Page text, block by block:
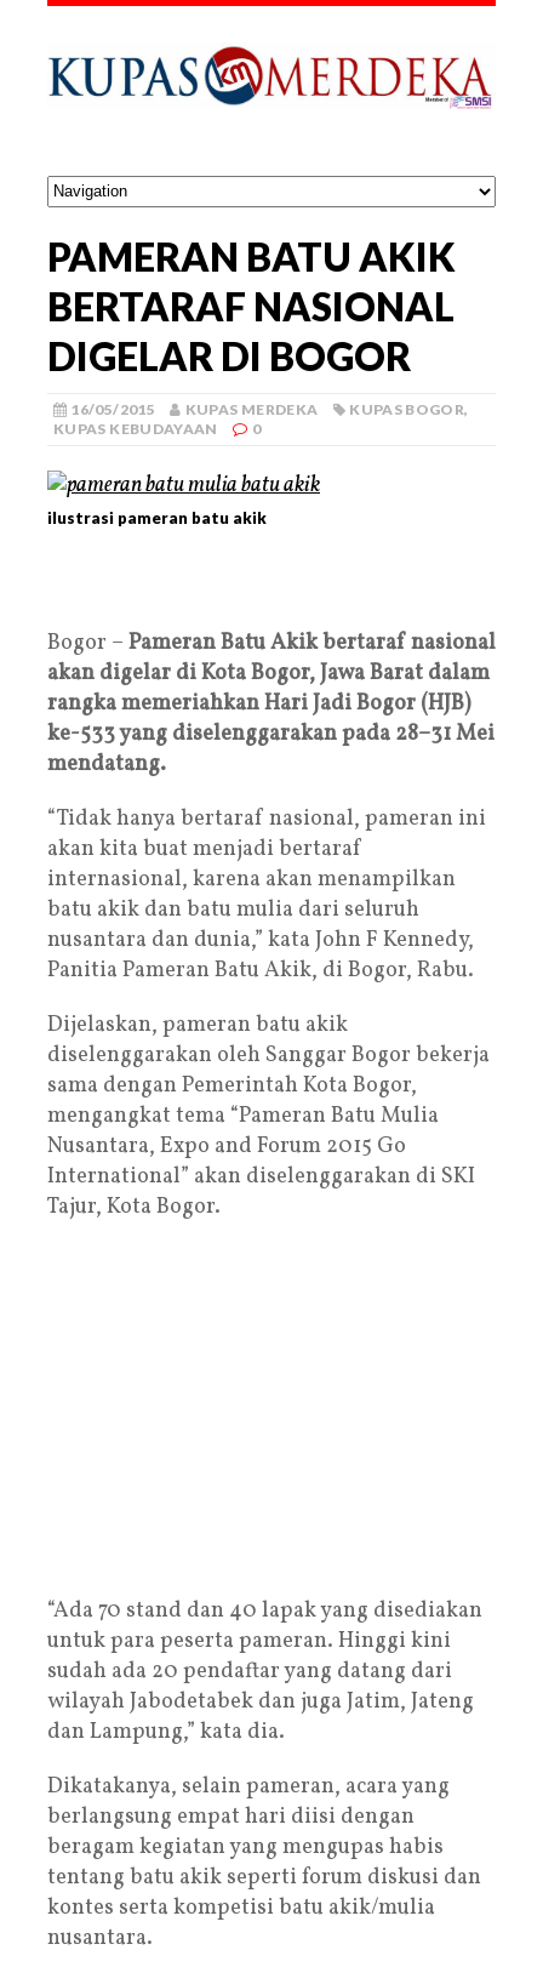
PAMERAN BATU AKIK
BERTARAF NASIONAL
DIGELAR DI BOGOR
16/05/2015 KUPAS MERDEKA KUPAS BOGOR,
KUPAS KEBUDAYAAN
0
ilustrasi pameran batu akik
Bogor – Pameran Batu Akik bertaraf nasional
akan digelar di Kota Bogor, Jawa Barat dalam
rangka memeriahkan Hari Jadi Bogor (HJB)
ke-533 yang diselenggarakan pada 28–31 Mei
mendatang.
“Tidak hanya bertaraf nasional, pameran ini
akan kita buat menjadi bertaraf
internasional, karena akan menampilkan
batu akik dan batu mulia dari seluruh
nusantara dan dunia,” kata John F Kennedy,
Panitia Pameran Batu Akik, di Bogor, Rabu.
Dijelaskan, pameran batu akik
diselenggarakan oleh Sanggar Bogor bekerja
sama dengan Pemerintah Kota Bogor,
mengangkat tema “Pameran Batu Mulia
Nusantara, Expo and Forum 2015 Go
International” akan diselenggarakan di SKI
Tajur, Kota Bogor.
“Ada 70 stand dan 40 lapak yang disediakan
untuk para peserta pameran. Hinggi kini
sudah ada 20 pendaftar yang datang dari
wilayah Jabodetabek dan juga Jatim, Jateng
dan Lampung,” kata dia.
Dikatakanya, selain pameran, acara yang
berlangsung empat hari diisi dengan
beragam kegiatan yang mengupas habis
tentang batu akik seperti forum diskusi dan
kontes serta kompetisi batu akik/mulia
nusantara.